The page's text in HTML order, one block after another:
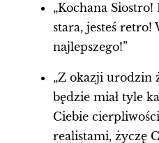
„Kochana Siostro!
stara, jesteś retro!
najlepszego!”
„Z okazji urodzin
będzie miał tyle
Ciebie
realistami, życzę